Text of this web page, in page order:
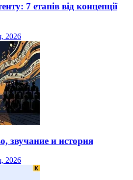
7 етапів від концепції
2026
звучание и история
2026